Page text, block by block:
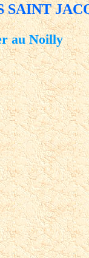
SAINT
au Noilly